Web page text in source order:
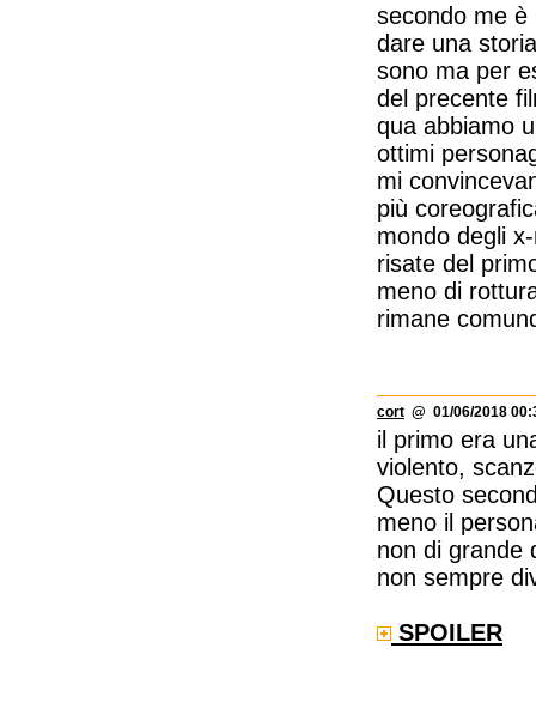
secondo me è
dare una
sono ma per
del precente
qua abbiamo
ottimi
mi
più
mondo degli
risate del
meno di
rimane
cort @ 01/06/2018
il primo era
violento,
Questo
meno il
non di grande
non sempre
SPOILER